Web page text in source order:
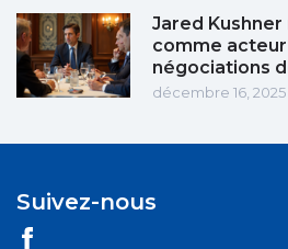
Jared
comme
négociations
décembre 16, 2025
Suivez-nous